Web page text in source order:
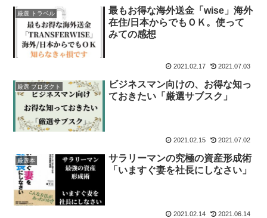
厳選 トラベル
最もお得な海外送金「wise」海外
在住/日本からでもＯＫ。使って
みての感想
2021.02.17 2021.07.03
厳選 プロダクト
ビジネスマン向けの、お得な知っ
ておきたい「厳選サブスク」
2021.02.15 2021.07.02
厳選本
サラリーマンの究極の資産形成術
「いますぐ妻を社長にしなさい」
2021.02.14 2021.06.14